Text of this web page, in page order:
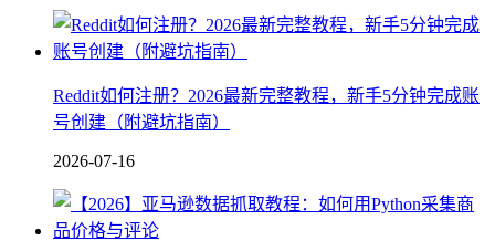
Reddit如何注册？2026最新完整教程，新手5分钟完成账
号创建（附避坑指南）
2026-07-16